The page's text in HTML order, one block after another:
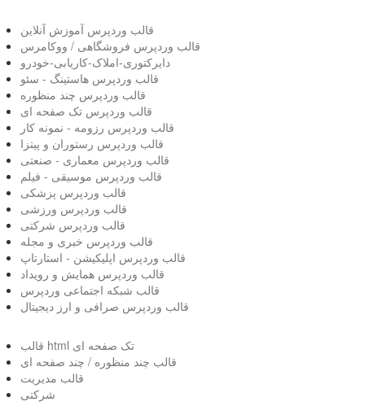
قالب وردپرس آموزش آنلاین
قالب وردپرس فروشگاهی / ووکامرس
دایرکتوری-املاک-کاریابی-خودرو
قالب وردپرس هاستینگ - سئو
قالب وردپرس چند منظوره
قالب وردپرس تک صفحه ای
قالب وردپرس رزومه - نمونه کار
قالب وردپرس رستوران و پیتزا
قالب وردپرس معماری - صنعتی
قالب وردپرس موسیقی - فیلم
قالب وردپرس پزشکی
قالب وردپرس ورزشی
قالب وردپرس شرکتی
قالب وردپرس خبری و مجله
قالب وردپرس اپلیکیشن - استارتاپ
قالب وردپرس همایش و رویداد
قالب شبکه اجتماعی وردپرس
قالب وردپرس صرافی و ارز دیجیتال
قالب html تک صفحه ای
قالب چند منظوره / چند صفحه ای
قالب مدیریت
شرکتی